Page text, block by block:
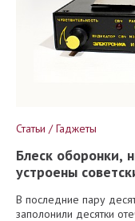
Статьи / Гаджеты
Блеск оборонки,
устроены
В последние пару
заполонили десятки